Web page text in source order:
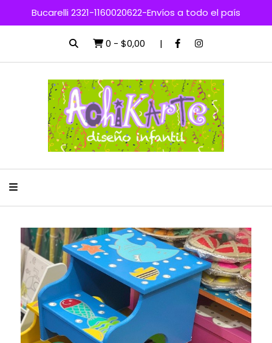
Bucarelli 2321-1160020622-Envíos a todo el país
0 - $0,00